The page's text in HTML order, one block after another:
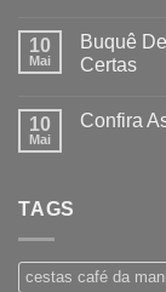
10
Mai
Buquê
Certas
10
Mai
Confira
TAGS
cestas café da